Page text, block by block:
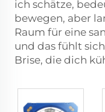
ich schätze,
bewegen, aber
Raum für eine
und das fühlt
Brise, die dich